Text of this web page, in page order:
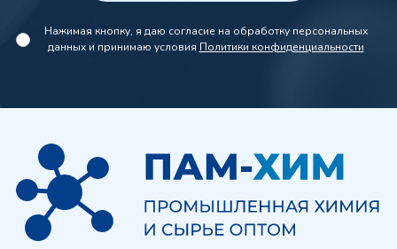
Нажимая кнопку, я даю согласие на обработку персональных
данных и принимаю условия Политики конфиденциальности